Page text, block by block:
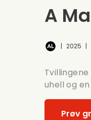
A
| 2025 |
uhell og
Prøv